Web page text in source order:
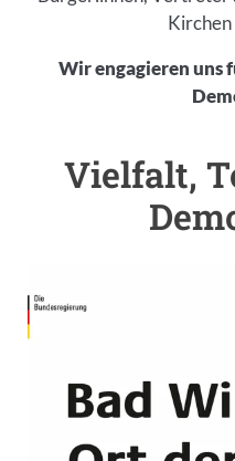
Kirchen
Wir engagieren uns
Vielfalt,